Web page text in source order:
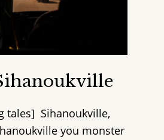
tales] Sihanoukville,
you monster